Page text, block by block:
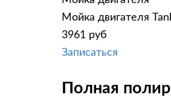
Мойка двигателя
3961 руб
Записаться
Полная